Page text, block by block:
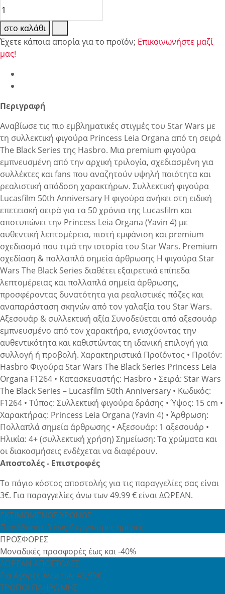
στο καλάθι
Έχετε κάποια απορία για το προϊόν; Επικοινωνήστε μαζί
μας!
Περιγραφή
Αναβίωσε τις πιο εμβληματικές στιγμές του Star Wars με
τη συλλεκτική φιγούρα Princess Leia Organa από τη σειρά
The Black Series της Hasbro. Μια premium φιγούρα
εμπνευσμένη από την αρχική τριλογία, σχεδιασμένη για
συλλέκτες και fans που αναζητούν υψηλή ποιότητα και
ρεαλιστική απόδοση χαρακτήρων. Συλλεκτική φιγούρα
Lucasfilm 50th Anniversary Η φιγούρα ανήκει στη ειδική
επετειακή σειρά για τα 50 χρόνια της Lucasfilm και
αποτυπώνει την Princess Leia Organa (Yavin 4) με
αυθεντική λεπτομέρεια, πιστή εμφάνιση και premium
σχεδιασμό που τιμά την ιστορία του Star Wars. Premium
σχεδίαση & πολλαπλά σημεία άρθρωσης Η φιγούρα Star
Wars The Black Series διαθέτει εξαιρετικά επίπεδα
λεπτομέρειας και πολλαπλά σημεία άρθρωσης,
προσφέροντας δυνατότητα για ρεαλιστικές πόζες και
αναπαράσταση σκηνών από τον γαλαξία του Star Wars.
Αξεσουάρ & συλλεκτική αξία Συνοδεύεται από αξεσουάρ
εμπνευσμένο από τον χαρακτήρα, ενισχύοντας την
αυθεντικότητα και καθιστώντας τη ιδανική επιλογή για
συλλογή ή προβολή. Χαρακτηριστικά Προϊόντος • Προϊόν:
Hasbro Φιγούρα Star Wars The Black Series Princess Leia
Organa F1264 • Κατασκευαστής: Hasbro • Σειρά: Star Wars
The Black Series – Lucasfilm 50th Anniversary • Κωδικός:
F1264 • Τύπος: Συλλεκτική φιγούρα δράσης • Ύψος: 15 cm •
Χαρακτήρας: Princess Leia Organa (Yavin 4) • Άρθρωση:
Πολλαπλά σημεία άρθρωσης • Αξεσουάρ: 1 αξεσουάρ •
Ηλικία: 4+ (συλλεκτική χρήση) Σημείωση: Τα χρώματα και
οι διακοσμήσεις ενδέχεται να διαφέρουν.
Αποστολές - Επιστροφές
Το πάγιο κόστος αποστολής για τις παραγγελίες σας είναι
3€. Για παραγγελίες άνω των 49.99 € είναι ΔΩΡΕΑΝ.
ΕΚΤΙΜΩΜΕΝΟΣ ΧΡΟΝΟΣ
Παράδοσης 3 έως 6 εργάσιμες ημέρες
ΠΡΟΣΦΟΡΕΣ
Μοναδικές προσφορές έως και -40%
ΔΩΡΕΑΝ ΑΠΟΣΤΟΛΕΣ
Για Αγορές Άνω των 49,99€
ΤΡΟΠΟΙ ΠΛΗΡΩΜΗΣ